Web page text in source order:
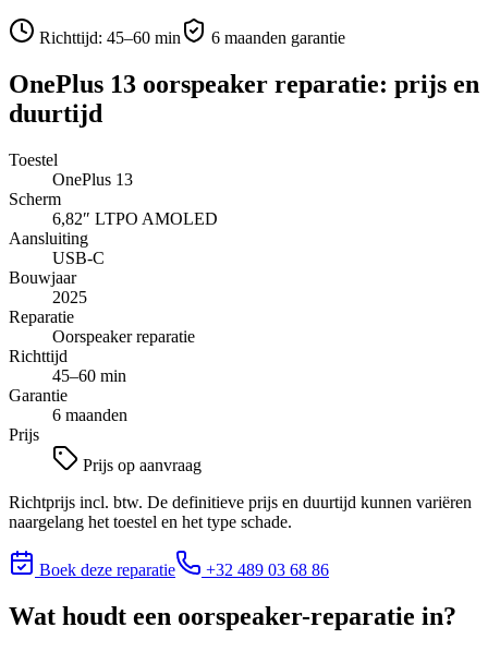
Richttijd: 45–60 min 6 maanden garantie
OnePlus 13 oorspeaker reparatie: prijs en
duurtijd
Toestel
OnePlus 13
Scherm
6,82″ LTPO AMOLED
Aansluiting
USB-C
Bouwjaar
2025
Reparatie
Oorspeaker reparatie
Richttijd
45–60 min
Garantie
6 maanden
Prijs
Prijs op aanvraag
Richtprijs incl. btw. De definitieve prijs en duurtijd kunnen variëren
naargelang het toestel en het type schade.
Boek deze reparatie +32 489 03 68 86
Wat houdt een oorspeaker-reparatie in?